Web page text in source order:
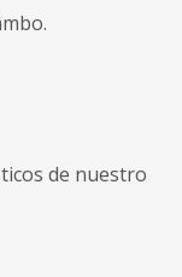
de nuestro